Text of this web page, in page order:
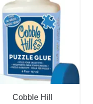
Cobble Hill